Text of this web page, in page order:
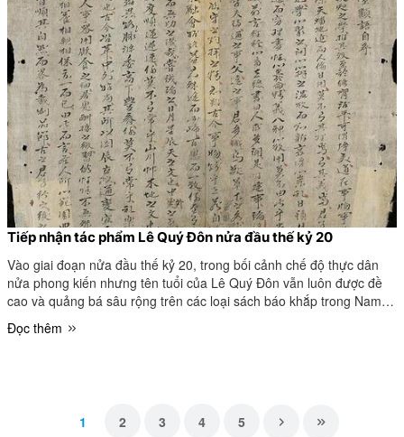
Tiếp nhận tác phẩm Lê Quý Đôn nửa đầu thế kỷ 20
Vào giai đoạn nửa đầu thế kỷ 20, trong bối cảnh chế độ thực dân
nửa phong kiến nhưng tên tuổi của Lê Quý Đôn vẫn luôn được đề
cao và quảng bá sâu rộng trên các loại sách báo khắp trong Nam,
ngoài Bắc.
Đọc thêm
1 2 3 4 5